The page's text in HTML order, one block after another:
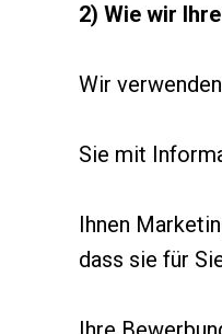
2) Wie wir
Wir
Sie mit
Ihnen
dass sie für